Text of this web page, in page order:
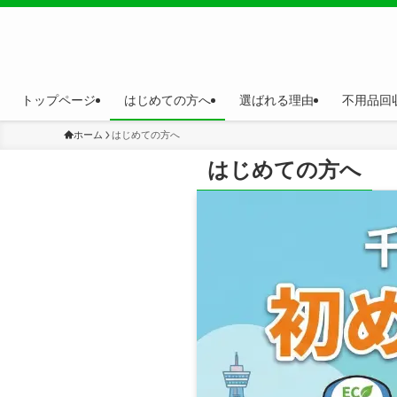
トップページ はじめての方へ 選ばれる理由 不用品回
ホーム はじめての方へ
はじめての方へ